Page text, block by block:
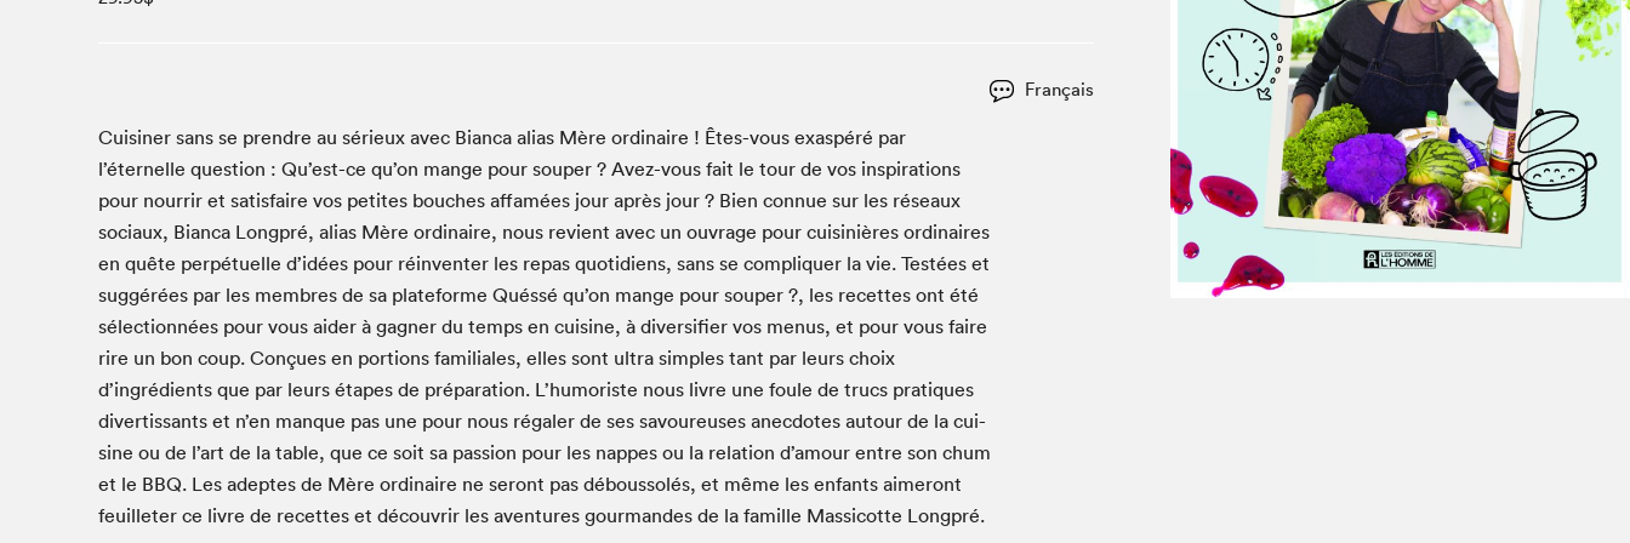
Espace Lis-moi MTL (12-18 ans)
La Maison des libraires
Le grand jeu de lecture à voix haute du Salon
Liseur Public
Espace Montréal-Nord
Vitrine du Festival littéraire international Metropolis
Tapis rouge des écrivain·e·s
La lecture en cadeau
Zone Manga
L'Aparté
La Grande tournée de Bologne (Coin de survie des
illustrateur·rice·s)
SLM PRO
Espace jeunesse Desjardins
Archives
Le Salon dans la ville, espace
organisateur⋅rice
> SLM Pro
Français
Cuisin­er sans se pren­dre au sérieux avec Bian­ca alias Mère ordi­naire ! Êtes-vous exas­péré par
l’éternelle ques­tion : Qu’est-ce qu’on mange pour souper ? Avez-vous fait le tour de vos inspi­ra­tions
pour nour­rir et sat­is­faire vos petites bouch­es affamées jour après jour ? Bien con­nue sur les réseaux
soci­aux, Bian­ca Long­pré, alias Mère ordi­naire, nous revient avec un ouvrage pour cuisinières ordi­naires
en quête per­pétuelle d’idées pour réin­ven­ter les repas quo­ti­di­ens, sans se com­pli­quer la vie. Testées et
sug­gérées par les mem­bres de sa plate­forme Quéssé qu’on mange pour souper ?, les recettes ont été
sélec­tion­nées pour vous aider à gag­n­er du temps en cui­sine, à diver­si­fi­er vos menus, et pour vous faire
rire un bon coup. Conçues en por­tions famil­iales, elles sont ultra sim­ples tant par leurs choix
d’ingrédients que par leurs étapes de pré­pa­ra­tion. L’humoriste nous livre une foule de trucs pra­tiques
diver­tis­sants et n’en manque pas une pour nous régaler de ses savoureuses anec­dotes autour de la cui­
sine ou de l’art de la table, que ce soit sa pas­sion pour les nappes ou la rela­tion d’amour entre son chum
et le BBQ. Les adeptes de Mère ordi­naire ne seront pas débous­solés, et même les enfants aimeront
feuil­leter ce livre de recettes et décou­vrir les aven­tures gour­man­des de la famille Mas­si­cotte Longpré.